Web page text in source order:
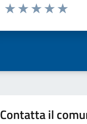
Valuta da 1 a 5 stelle la pagina
Contatta il